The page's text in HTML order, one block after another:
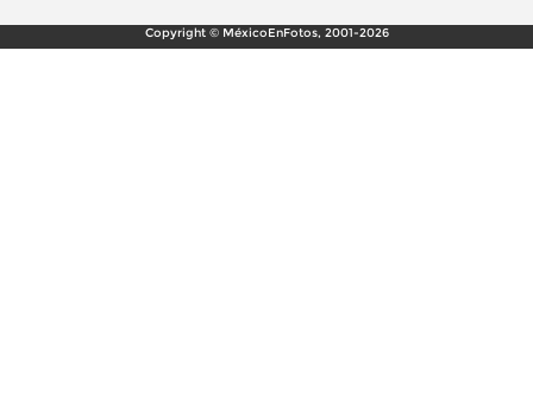
Copyright © MéxicoEnFotos, 2001-2026